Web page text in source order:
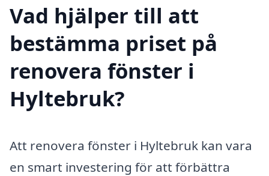
Vad hjälper till att
bestämma priset på
renovera fönster i
Hyltebruk?
Att renovera fönster i Hyltebruk kan vara
en smart investering för att förbättra